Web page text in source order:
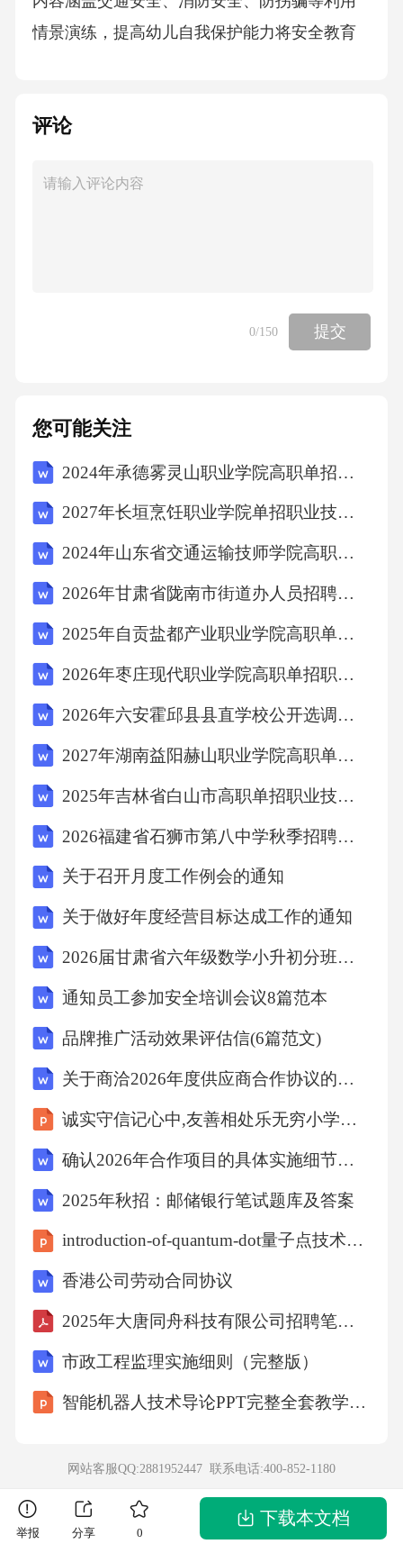
情景演练，提高幼儿自我保护能力将安全教育
行安全隐患排查，及时整改严格执行接送制
全安全零事故本学期安全工作圆满完成教育教
领幼儿走进自然，感受季节变化劳动最光荣培
养幼儿劳动意识和自理能力快乐的六一组织庆
区、建构区、美工区、阅读区、科学区等五大
区域根据幼儿兴趣和发展需要，定期更换材料
幼儿自主选择游戏区域，游戏时间充足户外游
丰富多样的体育游戏，增强幼儿体质组织户外
探索活动，激发幼儿探究兴趣游戏成效幼儿游
戏水平提升，合作能力增强创造性思维得到发
展特色活动开展传统节日教育春节：开展"年
活动，感受传统文化端午节：制作香囊、包粽
子，体验民俗文化社会实践活动特色组织参观
消防站，增强安全意识开展社区服务活动，培
养社会责任感亲子活动家长开放日：展示幼儿
在园情况亲子运动会：增进亲子关系个别化教
育全班关注个体差异建立幼儿成长档案，记录
每个幼儿的发展情况，针对个体差异制定个性
化教育方案特殊幼儿关爱对新入园幼儿给予更
发展较慢的幼儿进行个别辅导，制定针对性提
升计划与家长保持密切沟通，形成家园共育的
教育合力教育成效全班幼儿均有不同程度的进
步，个别化教育方案实施效果良好安全工作与
家园共育05安全工作体系健全安全管理制度定
期应急演练机制层层安全责任落实制度建设建
立健全安全管理制度，明确岗位职责制定各类
安全应急预案，定期组织演练落实安全责任
禁制度，加强外来人员管理做好晨午检记录，
及时掌握幼儿健康状况定期检查设施设备，消
除安全隐患教育宣传利用多种形式向家长宣传
安全知识提高家长安全意识，形成家园共防机
时电话沟通每月家长会每月召开1次家长会，汇
评论
0/150 提交
您可能关注
2024年承德雾灵山职业学院高职单招职业适应性测试考试模拟试卷【考试直接用】附答案详解
2027年长垣烹饪职业学院单招职业技能考试题库【培优B卷】附答案详解
2024年山东省交通运输技师学院高职单招综合素质考试模拟试卷带答案详解（精练）
2026年甘肃省陇南市街道办人员招聘笔试参考试题及答案详解
2025年自贡盐都产业职业学院高职单招职业技能考试题库及完整答案详解（有一套）
2026年枣庄现代职业学院高职单招职业技能考试模拟试卷及参考答案详解【突破训练】
2026年六安霍邱县县直学校公开选调教师90名考试参考题库及答案详解
2027年湖南益阳赫山职业学院高职单招职业适应性测试考试题库附答案详解AB卷
2025年吉林省白山市高职单招职业技能考试题库（A卷）附答案详解
2026福建省石狮市第八中学秋季招聘编外合同教师考试备考题库及答案详解
关于召开月度工作例会的通知
关于做好年度经营目标达成工作的通知
2026届甘肃省六年级数学小升初分班考QS01黑白可打印原创仿真卷B1第039套（含参考答案、逐题解析与学生作答区）
通知员工参加安全培训会议8篇范本
品牌推广活动效果评估信(6篇范文)
关于商洽2026年度供应商合作协议的函(5篇范文)
诚实守信记心中,友善相处乐无穷小学主题班会课件
确认2026年合作项目的具体实施细节函5篇
2025年秋招：邮储银行笔试题库及答案
introduction-of-quantum-dot量子点技术介绍(附演讲稿)-半导体物理全英文展示
香港公司劳动合同协议
2025年大唐同舟科技有限公司招聘笔试参考题库含答案解析
市政工程监理实施细则（完整版）
智能机器人技术导论PPT完整全套教学课件
网站客服QQ:2881952447 联系电话:400-852-1180
举报 分享 0
下载本文档